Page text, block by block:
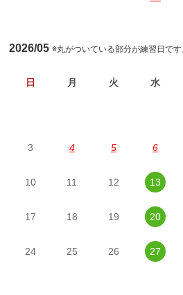
2026/05※丸がついている部分が練習日です
日 月 火 水
3 4 5 6
10 11 12 13
17 18 19 20
24 25 26 27